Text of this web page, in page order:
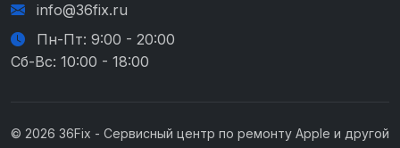
info@36fix.ru
Пн-Пт: 9:00 - 20:00
Сб-Вс: 10:00 - 18:00
© 2026 36Fix - Сервисный центр по ремонту Apple и другой